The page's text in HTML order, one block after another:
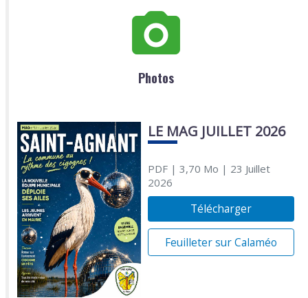
Photos
LE MAG JUILLET 2026
PDF| 3,70 Mo | 23 Juillet
2026
Télécharger
Feuilleter sur Calaméo